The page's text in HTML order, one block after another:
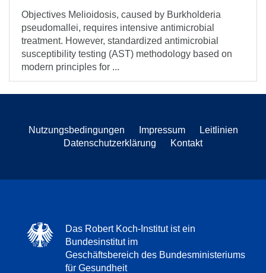
Objectives Melioidosis, caused by Burkholderia
pseudomallei, requires intensive antimicrobial
treatment. However, standardized antimicrobial
susceptibility testing (AST) methodology based on
modern principles for ...
Nutzungsbedingungen Impressum
Leitlinien
Datenschutzerklärung
Kontakt
Das Robert Koch-Institut ist ein
Bundesinstitut im
Geschäftsbereich des Bundesministeriums
für Gesundheit